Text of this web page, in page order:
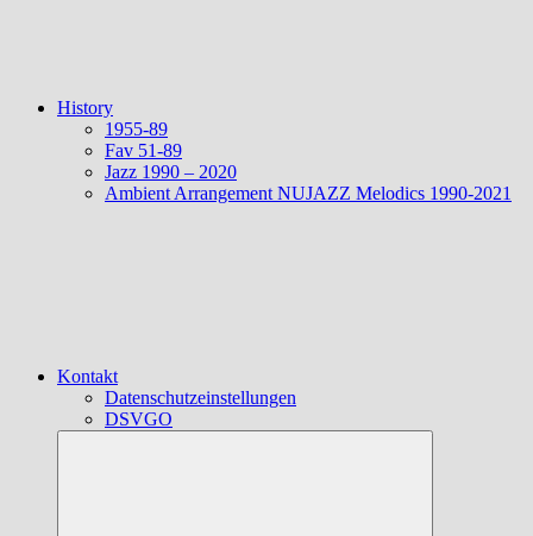
History
1955-89
Fav 51-89
Jazz 1990 – 2020
Ambient Arrangement NUJAZZ Melodics 1990-2021
Kontakt
Datenschutzeinstellungen
DSVGO